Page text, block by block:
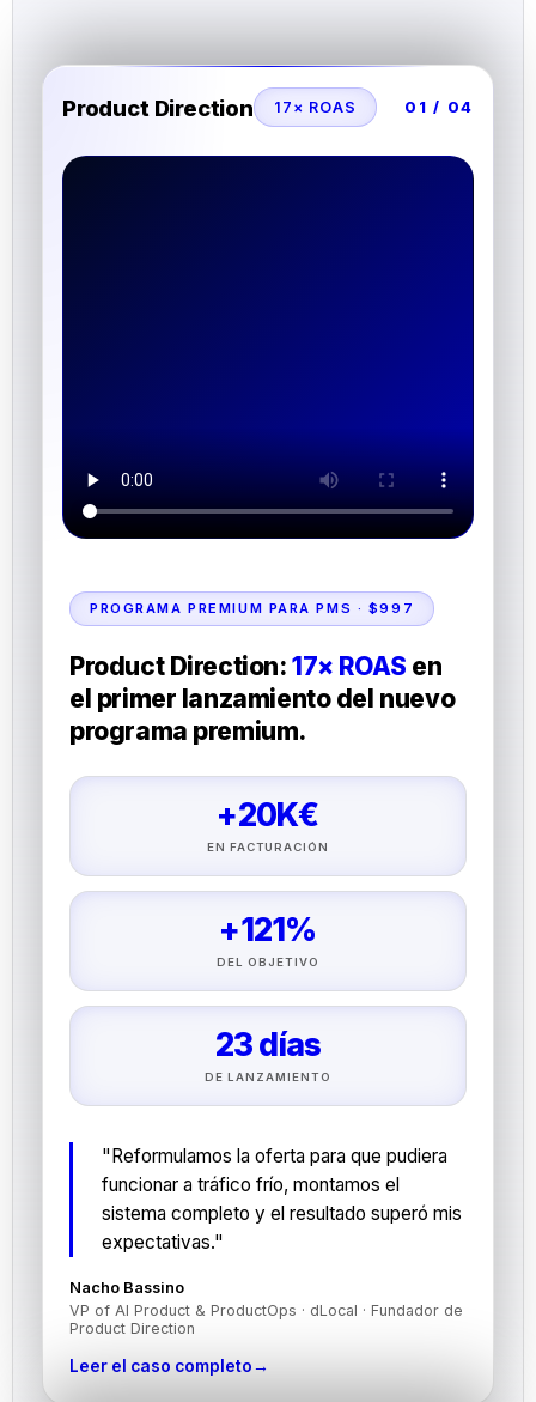
Product Direction 17× ROAS 01 / 04
PROGRAMA PREMIUM PARA PMS · $997
Product Direction:17× ROAS en
el primer lanzamiento del nuevo
programa premium.
+20K€
EN FACTURACIÓN
+121%
DEL OBJETIVO
23 días
DE LANZAMIENTO
"Reformulamos la oferta para que pudiera
funcionar a tráfico frío, montamos el
sistema completo y el resultado superó mis
expectativas."
Nacho Bassino
VP of AI Product & ProductOps · dLocal · Fundador de
Product Direction
Leer el caso completo→